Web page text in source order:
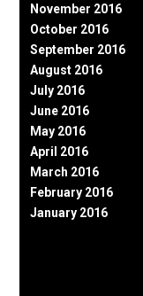
November 2016
October 2016
September 2016
August 2016
July 2016
June 2016
May 2016
April 2016
March 2016
February 2016
January 2016